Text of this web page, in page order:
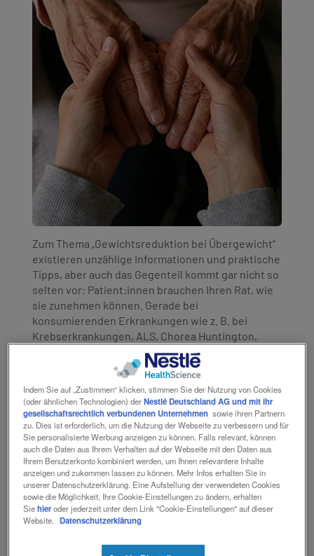
Zum Thema „Gewichtsreduktion bei Übergewicht“
existieren unzählige Informationen und praktische
Tipps, aber auch das Gegenteil kommt gar nicht so
selten vor: Patient:innen brauchen Ihren Rat, wie
sie zunehmen können. Gerade bei
konsumierenden Erkrankungen wie z. B. bei
Krebserkrankungen, ALS, Chorea Huntington,
AIDS, Kachexie, haben Betroffene
Schwierigkeiten, ihren erhöhten Energie- und
Nährstoffbedarf zu decken. Hilfreiche Anleitungen
zu finden, die zeigen, wie man dauerhaft Gewicht
aufbauen kann, ist gar nicht so leicht. Daher
möchten wir Ihnen mit dem nachfolgenden Artikel
wertvolle Informationen zur Verfügung stellen, wie
Ihre Patient:innen mit Hilfe von Trink- und
Sondennahrung sinnvoll und langfristig Gewicht
zulegen können.
Sinnvoller Einsatz von Trink- und
Indem Sie auf „Zustimmen“ klicken, stimmen Sie der Nutzung von Cookies
(oder ähnlichen Technologien) derNestlé Deutschland AG und mit ihr
gesellschaftsrechtlich verbundenen Unternehmen sowie ihren Partnern
zu. Dies ist erforderlich, um die Nutzung der Webseite zu verbessern und für
Sie personalisierte Werbung anzeigen zu können. Falls relevant, können
auch die Daten aus Ihrem Verhalten auf der Webseite mit den Daten aus
Ihrem Benutzerkonto kombiniert werden, um Ihnen relevantere Inhalte
anzeigen und zukommen lassen zu können. Mehr Infos erhalten Sie in
unserer Datenschutzerklärung. Eine Aufstellung der verwendeten Cookies
sowie die Möglichkeit, Ihre Cookie-Einstellungen zu ändern, erhalten
Siehieroder jederzeit unter dem Link "Cookie-Einstellungen" auf dieser
Website.
Datenschutzerklärung